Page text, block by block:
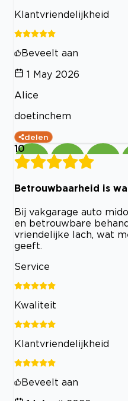
Klantvriendelijkheid
Beveelt aan
1 May 2026
Alice
doetinchem
delen
10
Betrouwbaarheid is
Bij vakgarage auto
en betrouwbare
vriendelijke lach, wat
geeft.
Service
Kwaliteit
Klantvriendelijkheid
Beveelt aan